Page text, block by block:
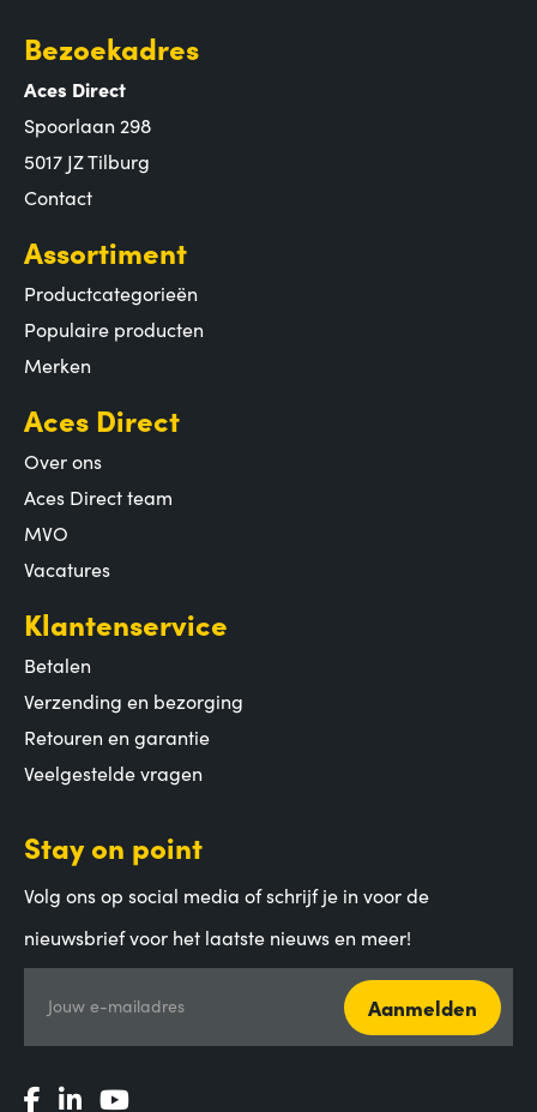
Bezoekadres
Aces Direct
Spoorlaan 298
5017 JZ Tilburg
Contact
Assortiment
Productcategorieën
Populaire producten
Merken
Aces Direct
Over ons
Aces Direct team
MVO
Vacatures
Klantenservice
Betalen
Verzending en bezorging
Retouren en garantie
Veelgestelde vragen
Stay on point
Volg ons op social media of schrijf je in voor de
nieuwsbrief voor het laatste nieuws en meer!
Jouw e-mailadres Aanmelden